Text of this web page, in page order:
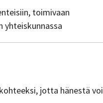
toimivaan
yhteiskunnassa
jotta hänestä voi